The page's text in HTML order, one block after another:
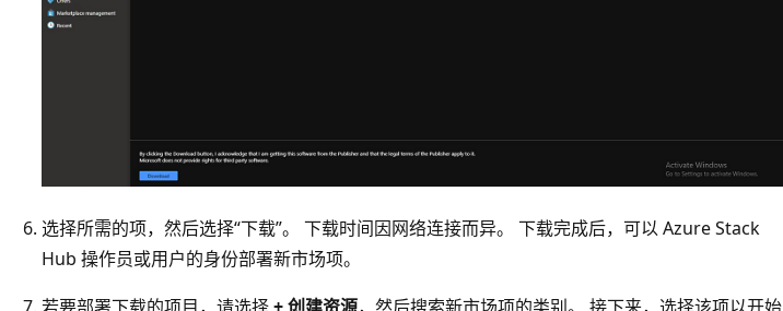
选择所需的项，然后选择“下载”。 下载时间因网络连接而异。 下载完成后，可以 Azure Stack
Hub 操作员或用户的身份部署新市场项。